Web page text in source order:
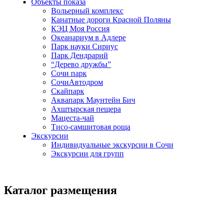
Объекты показа
Вольерный комплекс
Канатные дороги Красной Поляны
КЭЦ Моя Россия
Океанариум в Адлере
Парк науки Сириус
Парк Дендрарий
“Дерево дружбы”
Сочи парк
СочиАвтодром
Скайпарк
Аквапарк Маунтейн Бич
Ахштырская пещера
Мацеста-чай
Тисо-самшитовая роща
Экскурсии
Индивидуальные экскурсии в Сочи
Экскурсии для групп
Каталог размещения